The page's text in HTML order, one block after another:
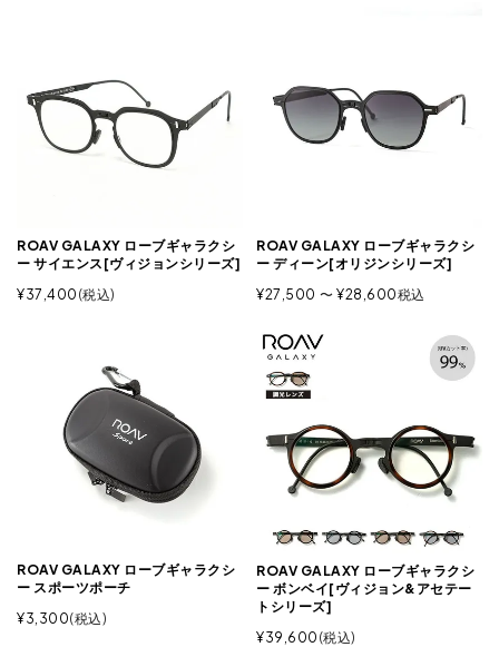
ROAV GALAXY ローブギャラクシ
ー サイエンス[ヴィジョンシリーズ]
¥37,400 税込
ROAV GALAXY ローブギャラクシ
ー ディーン[オリジンシリーズ]
¥27,500 〜 ¥28,600税込
ROAV GALAXY ローブギャラクシ
ー スポーツポーチ
¥3,300 税込
ROAV GALAXY ローブギャラクシ
ー ボンベイ[ヴィジョン&アセテー
トシリーズ]
¥39,600 税込